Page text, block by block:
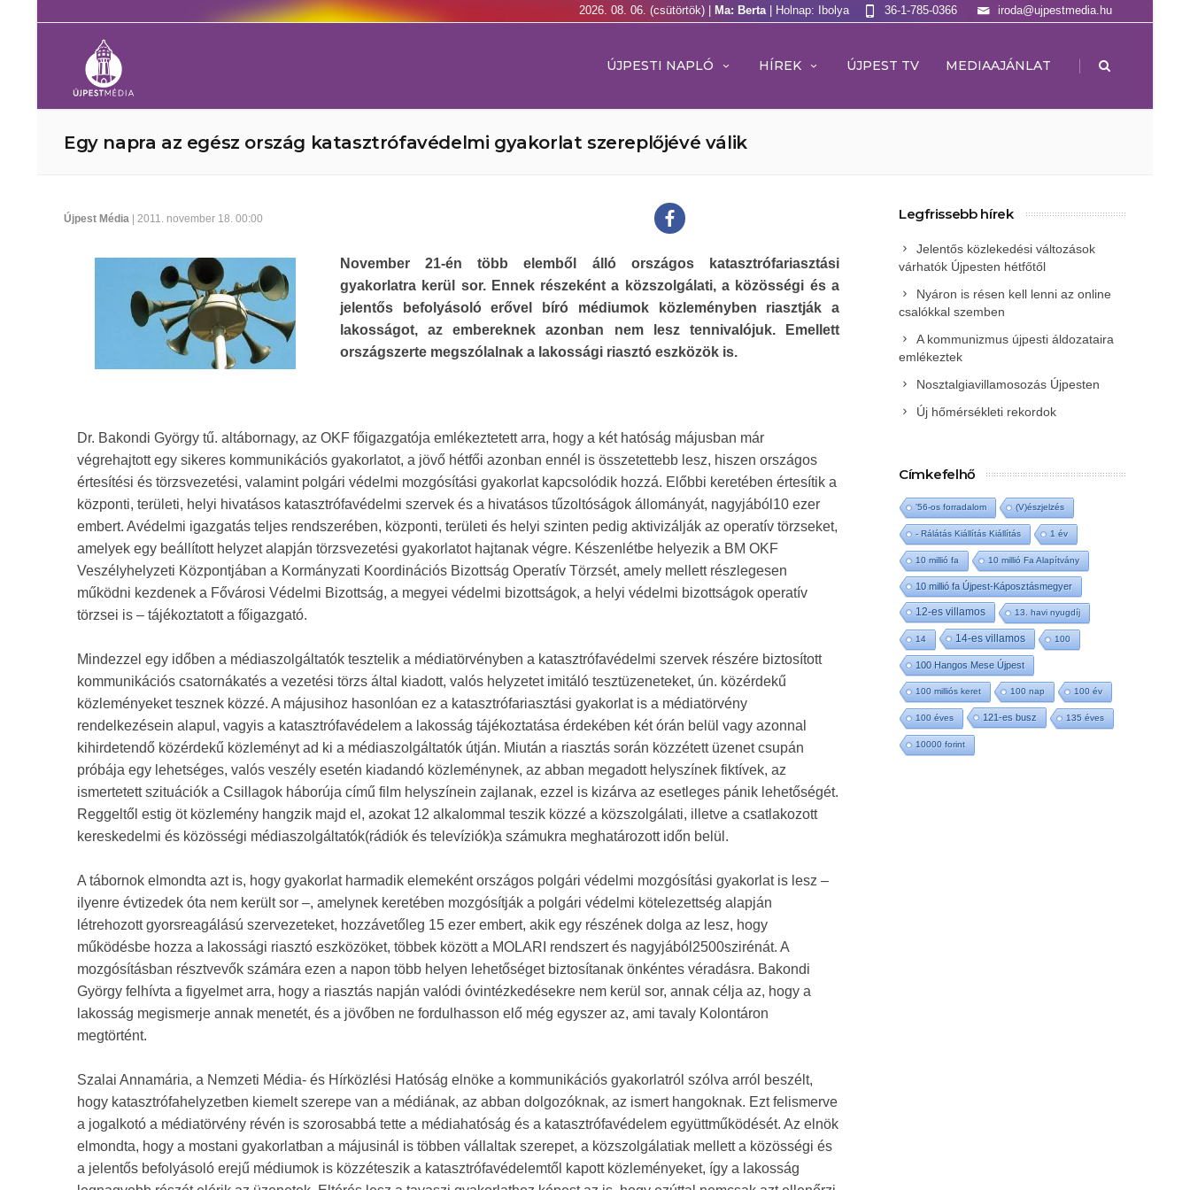
2026. 08. 06. (csütörtök) | Ma: Berta | Holnap: Ibolya iroda@ujpestmedia.hu
36-1-785-0366
ÚJPESTI NAPLÓ HÍREK ÚJPEST TV MEDIAAJÁNLAT |
Egy napra az egész ország katasztrófavédelmi gyakorlat szereplőjévé válik
Újpest Média | 2011. november 18. 00:00
November 21-én több elemből álló országos katasztrófariasztási
gyakorlatra kerül sor. Ennek részeként a közszolgálati, a közösségi és a
jelentős befolyásoló erővel bíró médiumok közleményben riasztják a
lakosságot, az embereknek azonban nem lesz tennivalójuk. Emellett
országszerte megszólalnak a lakossági riasztó eszközök is.
Dr. Bakondi György tű. altábornagy, az OKF főigazgatója emlékeztetett arra, hogy a két hatóság májusban már
végrehajtott egy sikeres kommunikációs gyakorlatot, a jövő hétfői azonban ennél is összetettebb lesz, hiszen országos
értesítési és törzsvezetési, valamint polgári védelmi mozgósítási gyakorlat kapcsolódik hozzá. Előbbi keretében értesítik a
központi, területi, helyi hivatásos katasztrófavédelmi szervek és a hivatásos tűzoltóságok állományát, nagyjából10 ezer
embert. Avédelmi igazgatás teljes rendszerében, központi, területi és helyi szinten pedig aktivizálják az operatív törzseket,
amelyek egy beállított helyzet alapján törzsvezetési gyakorlatot hajtanak végre. Készenlétbe helyezik a BM OKF
Veszélyhelyzeti Központjában a Kormányzati Koordinációs Bizottság Operatív Törzsét, amely mellett részlegesen
működni kezdenek a Fővárosi Védelmi Bizottság, a megyei védelmi bizottságok, a helyi védelmi bizottságok operatív
törzsei is – tájékoztatott a főigazgató.
Mindezzel egy időben a médiaszolgáltatók tesztelik a médiatörvényben a katasztrófavédelmi szervek részére biztosított
kommunikációs csatornákatés a vezetési törzs által kiadott, valós helyzetet imitáló tesztüzeneteket, ún. közérdekű
közleményeket tesznek közzé. A májusihoz hasonlóan ez a katasztrófariasztási gyakorlat is a médiatörvény
rendelkezésein alapul, vagyis a katasztrófavédelem a lakosság tájékoztatása érdekében két órán belül vagy azonnal
kihirdetendő közérdekű közleményt ad ki a médiaszolgáltatók útján. Miután a riasztás során közzétett üzenet csupán
próbája egy lehetséges, valós veszély esetén kiadandó közleménynek, az abban megadott helyszínek fiktívek, az
ismertetett szituációk a Csillagok háborúja című film helyszínein zajlanak, ezzel is kizárva az esetleges pánik lehetőségét.
Reggeltől estig öt közlemény hangzik majd el, azokat 12 alkalommal teszik közzé a közszolgálati, illetve a csatlakozott
kereskedelmi és közösségi médiaszolgáltatók(rádiók és televíziók)a számukra meghatározott időn belül.
A tábornok elmondta azt is, hogy gyakorlat harmadik elemeként országos polgári védelmi mozgósítási gyakorlat is lesz –
ilyenre évtizedek óta nem került sor –, amelynek keretében mozgósítják a polgári védelmi kötelezettség alapján
létrehozott gyorsreagálású szervezeteket, hozzávetőleg 15 ezer embert, akik egy részének dolga az lesz, hogy
működésbe hozza a lakossági riasztó eszközöket, többek között a MOLARI rendszert és nagyjából2500szirénát. A
mozgósításban résztvevők számára ezen a napon több helyen lehetőséget biztosítanak önkéntes véradásra. Bakondi
György felhívta a figyelmet arra, hogy a riasztás napján valódi óvintézkedésekre nem kerül sor, annak célja az, hogy a
lakosság megismerje annak menetét, és a jövőben ne fordulhasson elő még egyszer az, ami tavaly Kolontáron
megtörtént.
Szalai Annamária, a Nemzeti Média- és Hírközlési Hatóság elnöke a kommunikációs gyakorlatról szólva arról beszélt,
hogy katasztrófahelyzetben kiemelt szerepe van a médiának, az abban dolgozóknak, az ismert hangoknak. Ezt felismerve
a jogalkotó a médiatörvény révén is szorosabbá tette a médiahatóság és a katasztrófavédelem együttműködését. Az elnök
elmondta, hogy a mostani gyakorlatban a májusinál is többen vállaltak szerepet, a közszolgálatiak mellett a közösségi és
a jelentős befolyásoló erejű médiumok is közzéteszik a katasztrófavédelemtől kapott közleményeket, így a lakosság
Legfrissebb hírek
Jelentős közlekedési változások
várhatók Újpesten hétfőtől
Nyáron is résen kell lenni az online
csalókkal szemben
A kommunizmus újpesti áldozataira
emlékeztek
Nosztalgiavillamosozás Újpesten
Új hőmérsékleti rekordok
Címkefelhő
'56-os forradalom (V)észjelzés
- Rálátás Kiállítás Kiállítás 1 év
10 millió fa 10 millió Fa Alapítvány
10 millió fa Újpest-Káposztásmegyer
12-es villamos 13. havi nyugdíj
14 14-es villamos 100
100 Hangos Mese Újpest
100 milliós keret 100 nap 100 év
100 éves 121-es busz 135 éves
10000 forint